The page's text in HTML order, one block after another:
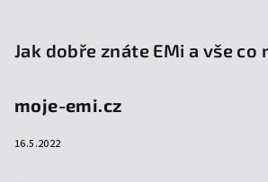
Jak dobře znáte EMi a vše co
moje-emi.cz
16.5.2022